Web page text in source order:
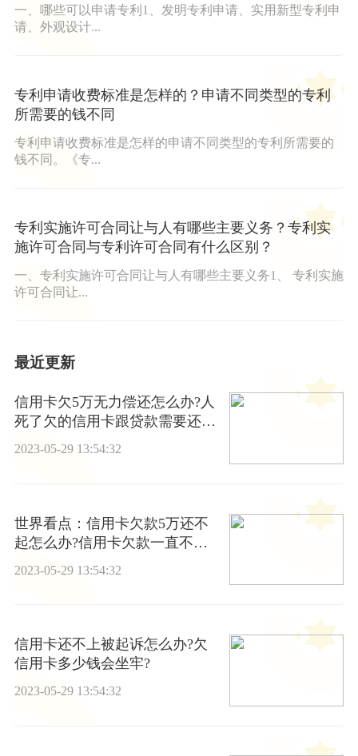
一、哪些可以申请专利1、发明专利申请、实用新型专利申
请、外观设计...
专利申请收费标准是怎样的？申请不同类型的专利
所需要的钱不同
专利申请收费标准是怎样的申请不同类型的专利所需要的
钱不同。《专...
专利实施许可合同让与人有哪些主要义务？专利实
施许可合同与专利许可合同有什么区别？
一、专利实施许可合同让与人有哪些主要义务1、 专利实施
许可合同让...
最近更新
信用卡欠5万无力偿还怎么办?人
死了欠的信用卡跟贷款需要还
吗? -环球今日讯
2023-05-29 13:54:32
世界看点：信用卡欠款5万还不
起怎么办?信用卡欠款一直不还
2023-05-29 13:54:32
信用卡还不上被起诉怎么办?欠
信用卡多少钱会坐牢?
2023-05-29 13:54:32